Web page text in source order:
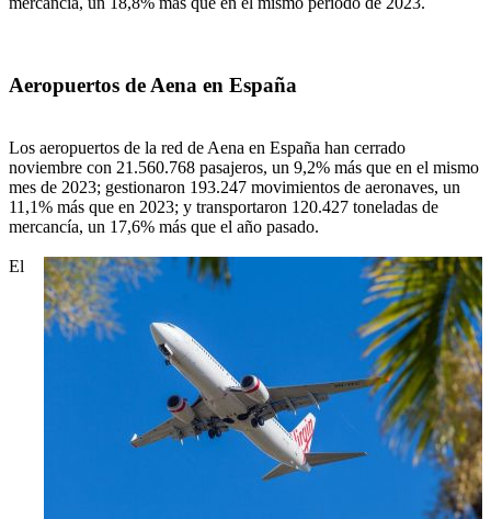
Aeropuertos de Aena en España
Los aeropuertos de la red de Aena en España han cerrado
noviembre con 21.560.768 pasajeros, un 9,2% más que en el mismo
mes de 2023; gestionaron 193.247 movimientos de aeronaves, un
11,1% más que en 2023; y transportaron 120.427 toneladas de
mercancía, un 17,6% más que el año pasado.
El